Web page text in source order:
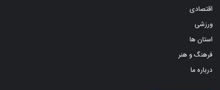
اقتصادی
ورزشی
استان ها
فرهنگ و هنر
درباره ما